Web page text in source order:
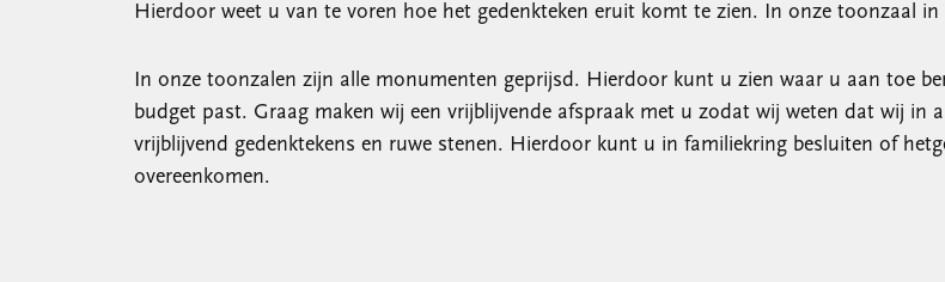
Hierdoor weet u van te voren hoe het gedenkteken eruit komt te zien. In onze toonzaal
In onze toonzalen zijn alle monumenten geprijsd. Hierdoor kunt u zien waar u aan toe
budget past. Graag maken wij een vrijblijvende afspraak met u zodat wij weten dat wij in
vrijblijvend gedenktekens en ruwe stenen. Hierdoor kunt u in familiekring besluiten of
overeenkomen.